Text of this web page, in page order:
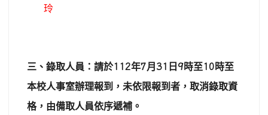
玲
三、錄取人員：請於112年7月 31 日 9時至10 時至
本校人事室辦理報到，未依限報到者，取消錄取資
格，由備取人員依序遞補。